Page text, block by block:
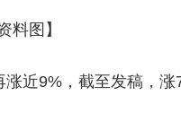
料图】
近9%，截至发稿，